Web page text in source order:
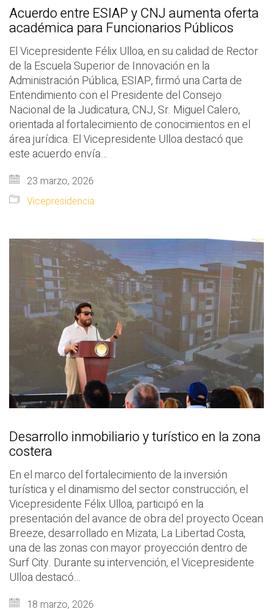
Acuerdo entre ESIAP y CNJ aumenta oferta
académica para Funcionarios Públicos
El Vicepresidente Félix Ulloa, en su calidad de Rector
de la Escuela Superior de Innovación en la
Administración Pública, ESIAP, firmó una Carta de
Entendimiento con el Presidente del Consejo
Nacional de la Judicatura, CNJ, Sr. Miguel Calero,
orientada al fortalecimiento de conocimientos en el
área jurídica. El Vicepresidente Ulloa destacó que
este acuerdo envía…
23 marzo, 2026
Vicepresidencia
Desarrollo inmobiliario y turístico en la zona
costera
En el marco del fortalecimiento de la inversión
turística y el dinamismo del sector construcción, el
Vicepresidente Félix Ulloa, participó en la
presentación del avance de obra del proyecto Ocean
Breeze, desarrollado en Mizata, La Libertad Costa,
una de las zonas con mayor proyección dentro de
Surf City. Durante su intervención, el Vicepresidente
Ulloa destacó…
18 marzo, 2026